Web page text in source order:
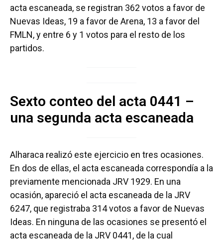
acta escaneada, se registran 362 votos a favor de
Nuevas Ideas, 19 a favor de Arena, 13 a favor del
FMLN, y entre 6 y 1 votos para el resto de los
partidos.
Sexto conteo del acta 0441 –
una segunda acta escaneada
Alharaca realizó este ejercicio en tres ocasiones.
En dos de ellas, el acta escaneada correspondía a la
previamente mencionada JRV 1929. En una
ocasión, apareció el acta escaneada de la JRV
6247, que registraba 314 votos a favor de Nuevas
Ideas. En ninguna de las ocasiones se presentó el
acta escaneada de la JRV 0441, de la cual